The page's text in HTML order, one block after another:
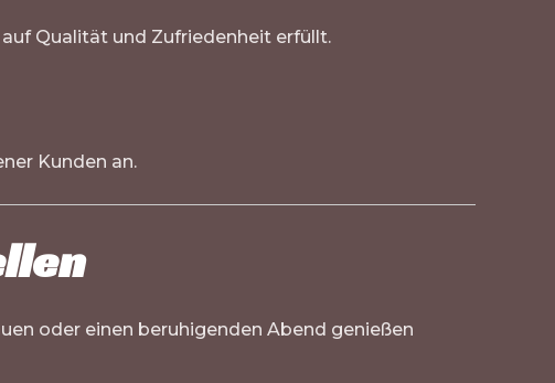
Qualität und Zufriedenheit erfüllt.
Kunden an.
oder einen beruhigenden Abend genießen